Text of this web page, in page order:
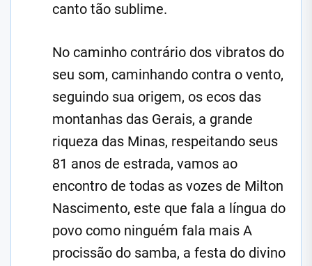
canto tão sublime.
No caminho contrário dos vibratos do
seu som, caminhando contra o vento,
seguindo sua origem, os ecos das
montanhas das Gerais, a grande
riqueza das Minas, respeitando seus
81 anos de estrada, vamos ao
encontro de todas as vozes de Milton
Nascimento, este que fala a língua do
povo como ninguém fala mais A
procissão do samba, a festa do divino